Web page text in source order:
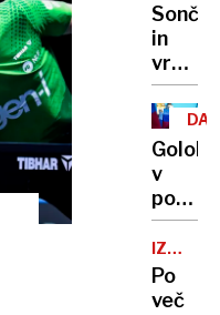
in
vroče
bo,
tudi
do
36
stopinj
Golob
v
dobro
ni
zgolj
SE
KAČAM
Po
več